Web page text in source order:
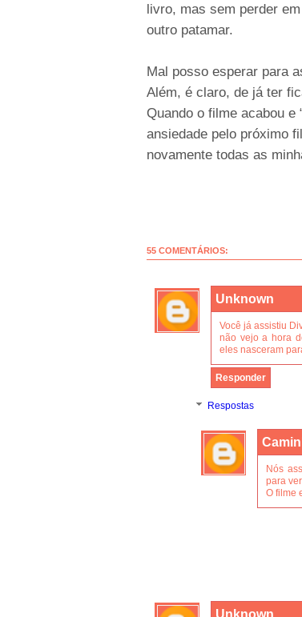
livro, mas sem perder
outro patamar.
Mal posso esperar para
Além, é claro, de já ter
Quando o filme acabou e
ansiedade pelo próximo
novamente todas as
55 COMENTÁRIOS:
Unknown
Você já assistiu
não vejo a hora
eles nasceram
Responder
Respostas
Nós
para
O filme
Unknown